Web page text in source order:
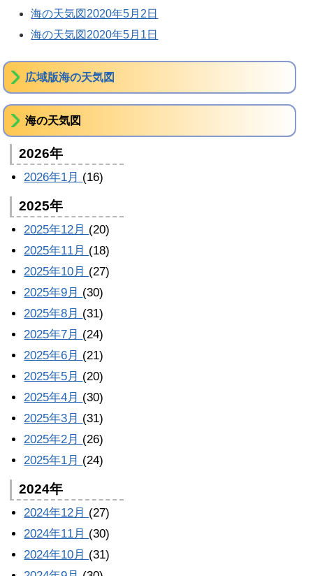
海の天気図2020年5月2日
海の天気図2020年5月1日
広域版海の天気図
海の天気図
2026年
2026年1月 (16)
2025年
2025年12月 (20)
2025年11月 (18)
2025年10月 (27)
2025年9月 (30)
2025年8月 (31)
2025年7月 (24)
2025年6月 (21)
2025年5月 (20)
2025年4月 (30)
2025年3月 (31)
2025年2月 (26)
2025年1月 (24)
2024年
2024年12月 (27)
2024年11月 (30)
2024年10月 (31)